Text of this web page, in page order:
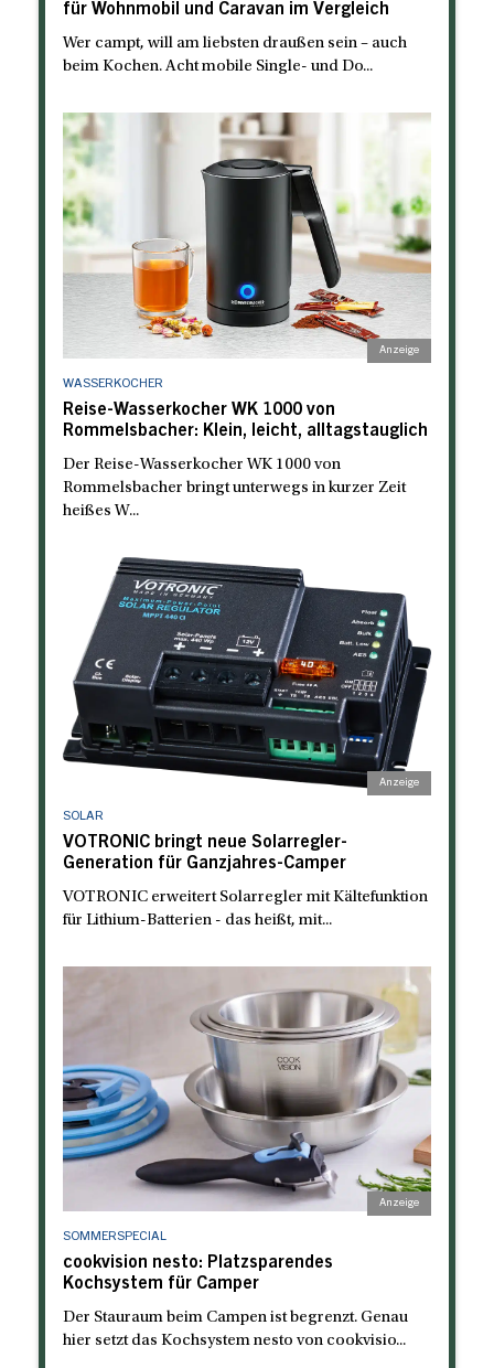
für Wohnmobil und Caravan im Vergleich
Wer campt, will am liebsten draußen sein – auch
beim Kochen. Acht mobile Single- und Do...
WASSERKOCHER
Reise-Wasserkocher WK 1000 von
Rommelsbacher: Klein, leicht, alltagstauglich
Der Reise-Wasserkocher WK 1000 von
Rommelsbacher bringt unterwegs in kurzer Zeit
heißes W...
SOLAR
VOTRONIC bringt neue Solarregler-
Generation für Ganzjahres-Camper
VOTRONIC erweitert Solarregler mit Kältefunktion
für Lithium-Batterien - das heißt, mit...
SOMMERSPECIAL
cookvision nesto: Platzsparendes
Kochsystem für Camper
Der Stauraum beim Campen ist begrenzt. Genau
hier setzt das Kochsystem nesto von cookvisio...